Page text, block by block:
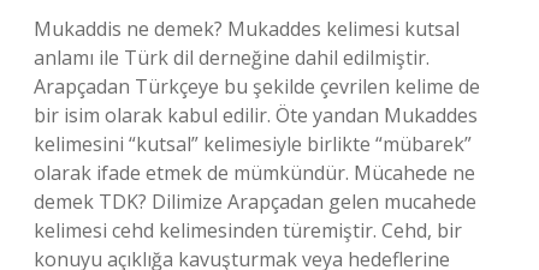
Mukaddis ne demek? Mukaddes kelimesi kutsal
anlamı ile Türk dil derneğine dahil edilmiştir.
Arapçadan Türkçeye bu şekilde çevrilen kelime de
bir isim olarak kabul edilir. Öte yandan Mukaddes
kelimesini “kutsal” kelimesiyle birlikte “mübarek”
olarak ifade etmek de mümkündür. Mücahede ne
demek TDK? Dilimize Arapçadan gelen mucahede
kelimesi cehd kelimesinden türemiştir. Cehd, bir
konuyu açıklığa kavuşturmak veya hedeflerine